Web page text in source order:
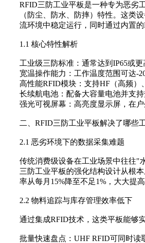
RFID三防工业平板‌是一种专为恶劣
（防尘、防水、防摔）特性。这类
流环境中稳定运行，同时通过内置
1.1 核心特性解析
工业级三防标准‌：通常达到IP65或
宽温操作能力‌：工作温度范围可达-
高性能RFID模块‌：支持HF（高频
长续航电池‌：配备大容量电池并支
强光可视屏幕‌：高亮度显示屏，在
二、RFID三防工业平板解决了哪些
2.1 恶劣环境下的数据采集难题
传统消费级设备在工业场景中往往
三防工业平板‌的强化结构设计从根
率从每月15%降至不足1%，大大提
2.2 物料追踪与库存管理效率低下
通过集成RFID技术，这类平板能够
批量快速盘点‌：UHF RFID可同时读